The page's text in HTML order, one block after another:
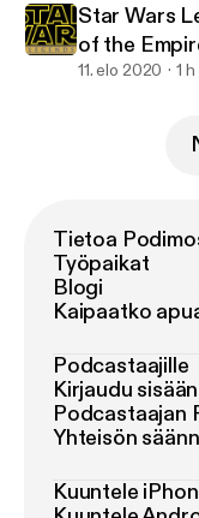
Star Wars
of the
11. elo 2020 1
Tietoa
Työpaikat
Blogi
Kaipaatko
Podcastaajille
Kirjaudu
Podcastaajan
Yhteisön
Kuuntele